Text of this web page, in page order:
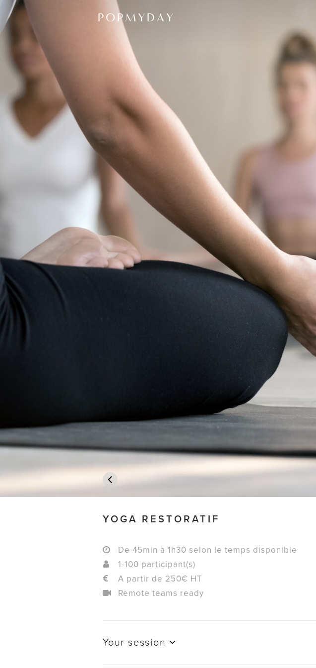
POPMYDAY
YOGA RESTORATIF
De 45min à 1h30 selon le temps disponible
1-100 participant(s)
A partir de 250€ HT
Remote teams ready
Your session